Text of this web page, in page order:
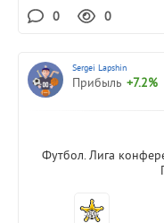
0 0
Sergei Lapshin
Прибыль +7.2%
Футбол. Лига